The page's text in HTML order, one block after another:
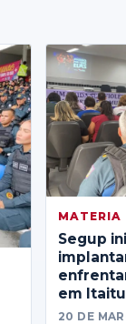
MATERIA
Segup
em
20 DE